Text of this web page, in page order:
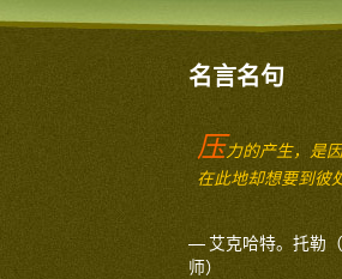
名言名句
压力的产生，是
在此地却想要到彼
— 艾克哈特。托勒
师）